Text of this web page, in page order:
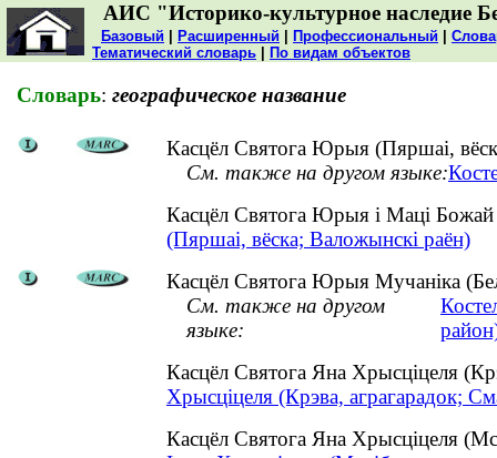
АИС "Историко-культурное наследие
Базовый Расширенный Профессиональный
Тематический словарь
По видам объектов
Словарь: географическое название
Касцёл Святога Юрыя (Пяршаі,
См. также на другом языке:
Касцёл Святога Юрыя і Маці
(Пяршаі, вёска; Валожынскі раён)
Касцёл Святога Юрыя Мучаніка
См. также на другом
языке:
Касцёл Святога Яна Хрысціцеля
Хрысціцеля (Крэва, аграгарадок;
Касцёл Святога Яна Хрысціцеля